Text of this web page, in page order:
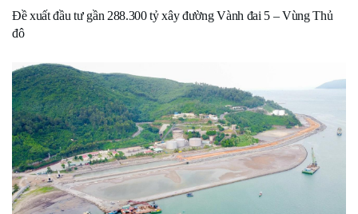
Đề xuất đầu tư gần 288.300 tỷ xây đường Vành đai 5 – Vùng Thủ
đô